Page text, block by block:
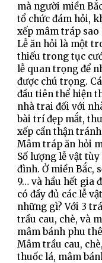
mà người miền
tổ chức đám hỏi,
xếp mâm tráp sao
Lễ ăn hỏi là một
thiếu trong tục
lễ quan trọng để
được chú trọng.
đầu tiên thể hiện
nhà trai đối với
bài trí đẹp mắt,
xếp cẩn thận
Mâm tráp ăn hỏi
Số lượng lễ vật
đình. Ở miền Bắc,
9… và hầu hết gia
có đầy đủ các lễ
những gì? Với 3
trầu cau, chè, và
mâm bánh phu
Mâm trầu cau,
thuốc lá, mâm